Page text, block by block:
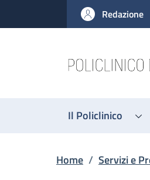
al contenuto principale
to footer content
Redazione
Il Policlinico
Briciole
Home / Servizi e